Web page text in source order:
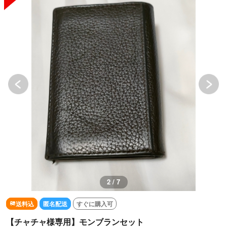
3 / 7
送料込 匿名配送 すぐに購入可
【チャチャ様専用】モンブランセット